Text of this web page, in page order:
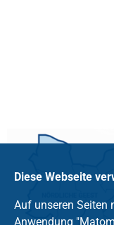
Diese Webseite
Auf unseren Seiten
Anwendung